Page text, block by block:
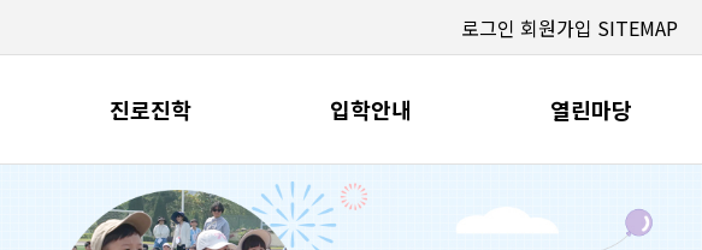
로그인 회원가입 SITEMAP
진로진학 입학안내 열린마당